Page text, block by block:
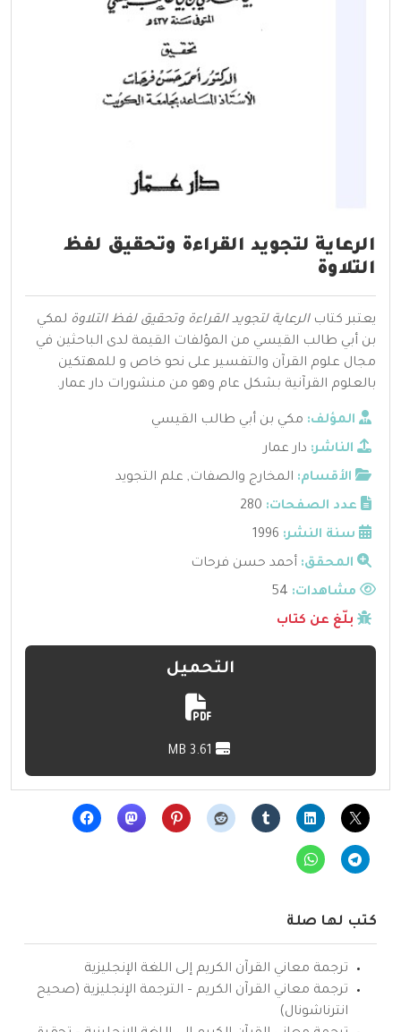
الرعاية لتجويد القراءة وتحقيق لفظ
التلاوة
يعتبر كتابالرعاية لتجويد القراءة وتحقيق لفظ التلاوة لمكي
بن أبي طالب القيسي من المؤلفات القيمة لدى الباحثين في
مجال علوم القرآن والتفسير على نحو خاص و للمهتكين
بالعلوم القرآنية بشكل عام وهو من منشورات دار عمار.
المؤلف: مكي بن أبي طالب القيسي
الناشر: دار عمار
الأقسام: المخارج والصفات, علم التجويد
عدد الصفحات: 280
سنة النشر: 1996
المحقق: أحمد حسن فرحات
مشاهدات:
بلّغ عن كتاب
التحميل
كتب لها صلة
ترجمة معاني القرآن الكريم إلى اللغة الإنجليزية
ترجمة معاني القرآن الكريم – الترجمة الإنجليزية (صحيح
انترناشونال)